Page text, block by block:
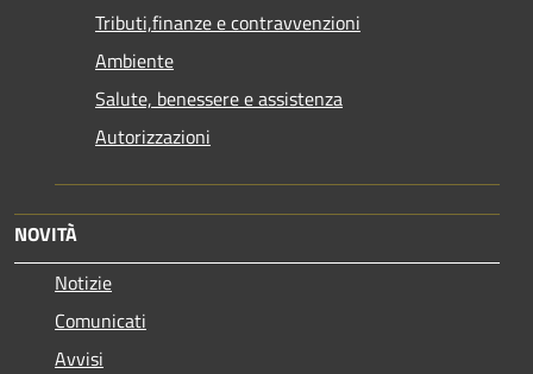
Tributi,finanze e contravvenzioni
Ambiente
Salute, benessere e assistenza
Autorizzazioni
NOVITÀ
Notizie
Comunicati
Avvisi